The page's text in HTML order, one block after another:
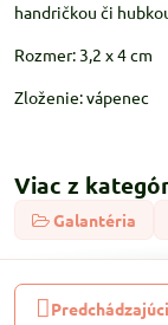
handričkou či
Rozmer: 3,2 x 4 cm
Zloženie: vápenec
Viac z
Galantéria